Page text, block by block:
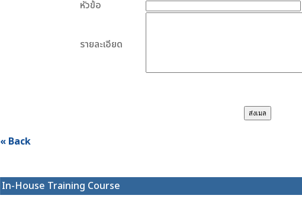
หัวข้อ
รายละเอียด
« Back
In-House Training Course